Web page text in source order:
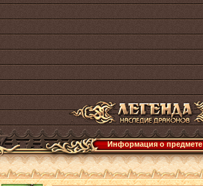
Информация о предмете